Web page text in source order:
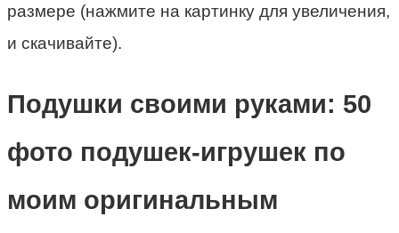
размере (нажмите на картинку для увеличения,
и скачивайте).
Подушки своими руками: 50
фото подушек-игрушек по
моим оригинальным